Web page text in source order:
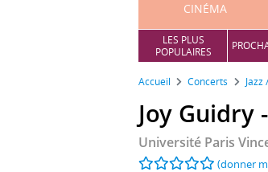
CINÉMA
LES PLUS
POPULAIRES
Accueil Concerts Jazz
Université Paris
(donner